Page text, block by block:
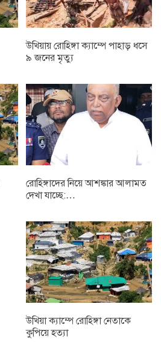
উখিয়ায় রোহিঙ্গা ক্যাম্পে পাহাড় ধসে
৯ জনের মৃত্যু
রোহিঙ্গাদের নিয়ে আশঙ্কার আলামত
দেখা যাচ্ছে:…
উখিয়া ক্যাম্পে রোহিঙ্গা নেতাকে
কুপিয়ে হত্যা